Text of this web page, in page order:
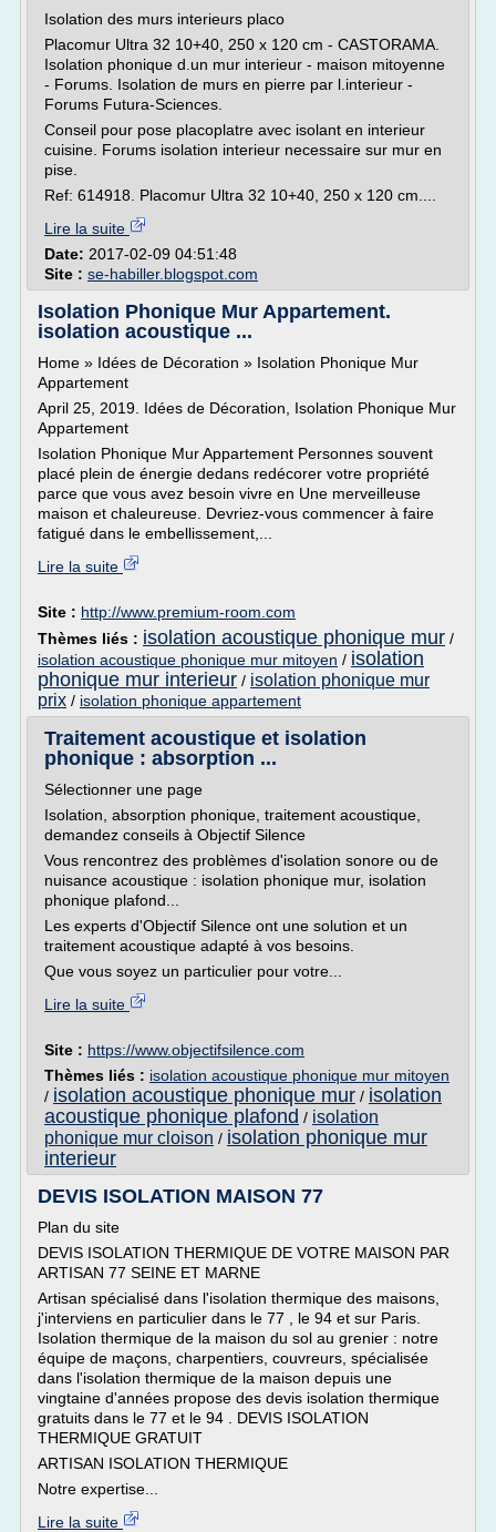
Isolation des murs interieurs placo
Placomur Ultra 32 10+40, 250 x 120 cm - CASTORAMA.
Isolation phonique d.un mur interieur - maison mitoyenne
- Forums. Isolation de murs en pierre par l.interieur -
Forums Futura-Sciences.
Conseil pour pose placoplatre avec isolant en interieur
cuisine. Forums isolation interieur necessaire sur mur en
pise.
Ref: 614918. Placomur Ultra 32 10+40, 250 x 120 cm....
Lire la suite
Date: 2017-02-09 04:51:48
Site : se-habiller.blogspot.com
Isolation Phonique Mur Appartement.
isolation acoustique ...
Home » Idées de Décoration » Isolation Phonique Mur
Appartement
April 25, 2019. Idées de Décoration, Isolation Phonique Mur
Appartement
Isolation Phonique Mur Appartement Personnes souvent
placé plein de énergie dedans redécorer votre propriété
parce que vous avez besoin vivre en Une merveilleuse
maison et chaleureuse. Devriez-vous commencer à faire
fatigué dans le embellissement,...
Lire la suite
Site : http://www.premium-room.com
Thèmes liés : isolation acoustique phonique mur /
isolation acoustique phonique mur mitoyen / isolation
phonique mur interieur / isolation phonique mur
prix / isolation phonique appartement
Traitement acoustique et isolation
phonique : absorption ...
Sélectionner une page
Isolation, absorption phonique, traitement acoustique,
demandez conseils à Objectif Silence
Vous rencontrez des problèmes d'isolation sonore ou de
nuisance acoustique : isolation phonique mur, isolation
phonique plafond...
Les experts d'Objectif Silence ont une solution et un
traitement acoustique adapté à vos besoins.
Que vous soyez un particulier pour votre...
Lire la suite
Site : https://www.objectifsilence.com
Thèmes liés : isolation acoustique phonique mur mitoyen
/ isolation acoustique phonique mur / isolation
acoustique phonique plafond / isolation
phonique mur cloison / isolation phonique mur
interieur
DEVIS ISOLATION MAISON 77
Plan du site
DEVIS ISOLATION THERMIQUE DE VOTRE MAISON PAR
ARTISAN 77 SEINE ET MARNE
Artisan spécialisé dans l'isolation thermique des maisons,
j'interviens en particulier dans le 77 , le 94 et sur Paris.
Isolation thermique de la maison du sol au grenier : notre
équipe de maçons, charpentiers, couvreurs, spécialisée
dans l'isolation thermique de la maison depuis une
vingtaine d'années propose des devis isolation thermique
gratuits dans le 77 et le 94 . DEVIS ISOLATION
THERMIQUE GRATUIT
ARTISAN ISOLATION THERMIQUE
Notre expertise...
Lire la suite